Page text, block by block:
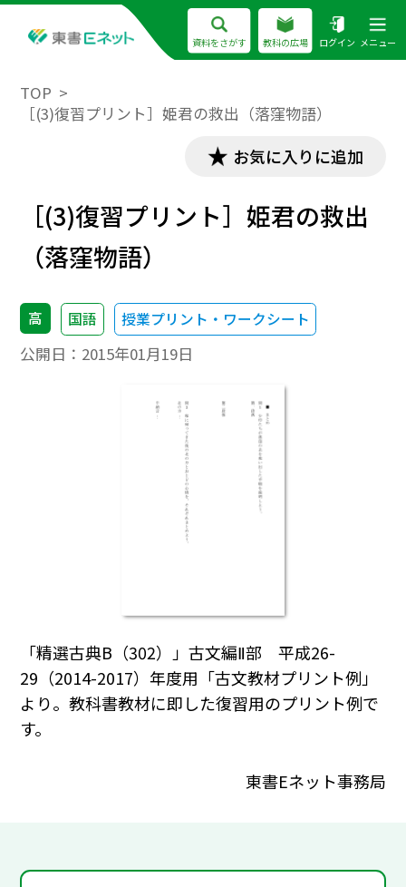
資料をさがす 教科の広場 ログイン メニュー
TOP
［(3)復習プリント］姫君の救出（落窪物語）
お気に入りに追加
［(3)復習プリント］姫君の救出
（落窪物語）
高 国語 授業プリント・ワークシート
公開日： 2015年01月19日
「精選古典B（302）」古文編Ⅱ部 平成26-
29（2014-2017）年度用「古文教材プリント例」
より。教科書教材に即した復習用のプリント例で
す。
東書Eネット事務局